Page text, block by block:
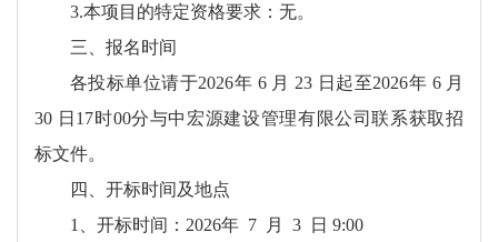
3.本项目的特定资格要求：无。
三、报名时间
各投标单位请于2026年 6 月 23 日起至2026年 6 月
30 日17时00分与中宏源建设管理有限公司联系获取招
标文件。
四、开标时间及地点
1、开标时间：2026年 7 月 3 日 9:00